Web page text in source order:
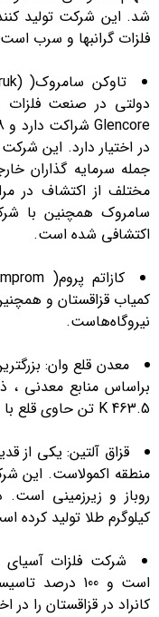
شد. این شرکت تولید
فلزات گرانبها و سرب
دولتی در صنعت
در اختیار دارد. این
جمله سرمایه گذاران
مختلف از اکتشاف در
اکتشافی شده است.
کمیاب قزاقستان و
نیروگاه‌هاست.
معدن قلع وان:
463.5 K تن حاوی قلع با عیار متوسط 0.49 درصد است.
قزاق آلتین: یکی از
منطقه اکمولاست. این
کیلوگرم طلا تولید کرده
شرکت فلزات آسیای
است و 100
کانراد در قزاقستان را در